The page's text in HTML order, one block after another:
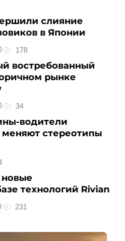
слияние
в Японии
178
востребованный
рынке
34
стереотипы
новые
технологий Rivian
231